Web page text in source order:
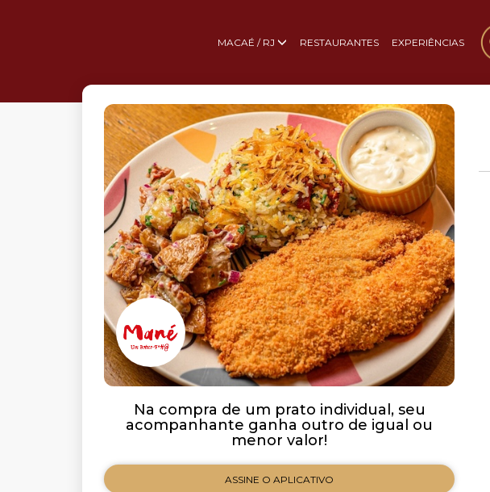
MACAÉ / RJ RESTAURANTES EXPERIÊNCIAS
Na compra de um prato individual, seu
acompanhante ganha outro de igual ou
menor valor!
ASSINE O APLICATIVO